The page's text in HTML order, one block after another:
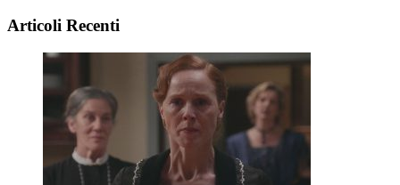
Articoli Recenti